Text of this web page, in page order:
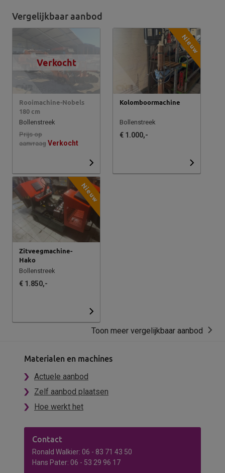
Vergelijkbaar aanbod
Verkocht
Rooimachine-Nobels
180 cm
Bollenstreek
Prijs op
aanvraag Verkocht
Nieuw
Kolomboormachine
Bollenstreek
€ 1.000,-
Nieuw
Zitveegmachine-
Hako
Bollenstreek
€ 1.850,-
Toon meer vergelijkbaar aanbod
Materialen en machines
Actuele aanbod
Zelf aanbod plaatsen
Hoe werkt het
Contact
Ronald Walkier: 06 - 83 71 43 50
Hans Pater: 06 - 53 29 96 17